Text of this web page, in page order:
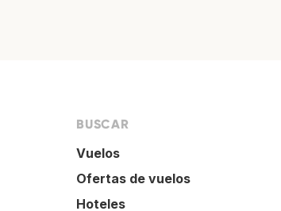
BUSCAR
Vuelos
Ofertas de vuelos
Hoteles